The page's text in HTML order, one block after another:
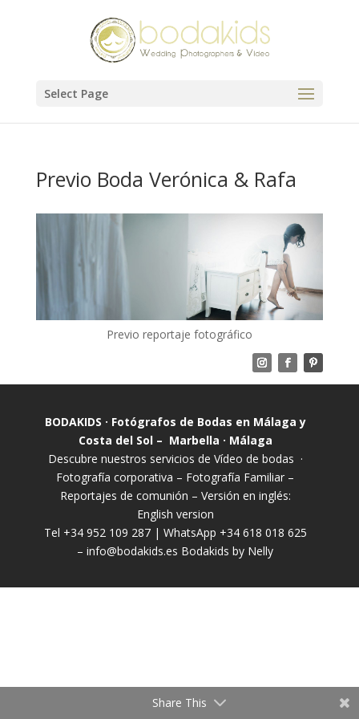
Select Page
Previo Boda Verónica & Rafa
Previo reportaje fotográfico
BODAKIDS · Fotógrafos de Bodas en Málaga y
Costa del Sol – Marbella · Málaga
Descubre nuestros servicios de Vídeo de bodas ·
Fotografía corporativa – Fotografía Familiar –
Reportajes de comunión – Versión en inglés:
English version
Tel +34 952 109 287 | WhatsApp +34 618 018 625
–info@bodakids.es Bodakids by Nelly
Share This